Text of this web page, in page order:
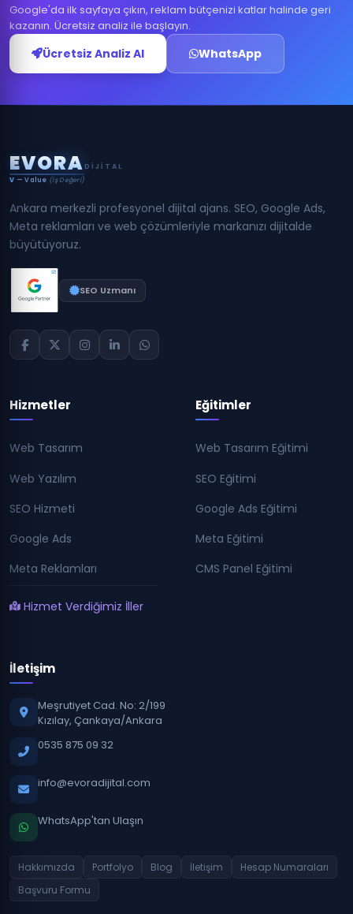
Google'da ilk sayfaya çıkın, reklam bütçenizi katlar halinde geri
kazanın. Ücretsiz analiz ile başlayın.
Ücretsiz Analiz Al WhatsApp
EVORA DIJITAL
V — Value (İş Değeri)
Ankara merkezli profesyonel dijital ajans. SEO, Google Ads,
Meta reklamları ve web çözümleriyle markanızı dijitalde
büyütüyoruz.
SEO Uzmanı
Hizmetler
Web Tasarım
Web Yazılım
SEO Hizmeti
Google Ads
Meta Reklamları
Hizmet Verdiğimiz İller
Eğitimler
Web Tasarım Eğitimi
SEO Eğitimi
Google Ads Eğitimi
Meta Eğitimi
CMS Panel Eğitimi
İletişim
Meşrutiyet Cad. No: 2/199
Kızılay, Çankaya/Ankara
0535 875 09 32
info@evoradijital.com
WhatsApp'tan Ulaşın
Hakkımızda Portfolyo Blog İletişim
Hesap Numaraları
Başvuru Formu